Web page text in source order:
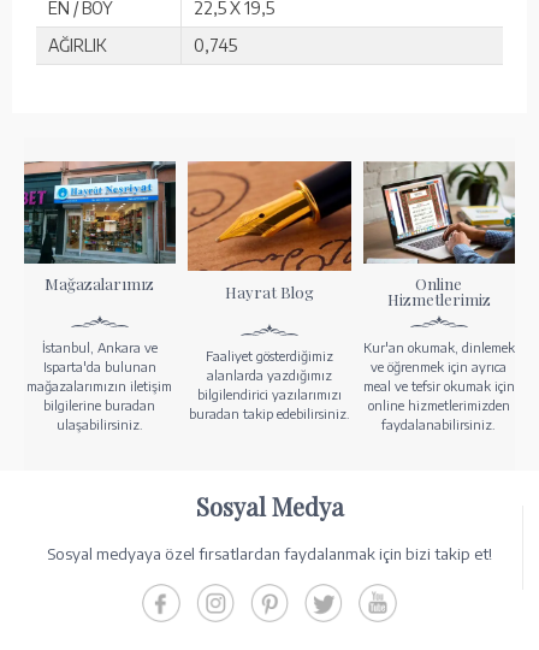
EN / BOY
22,5 X 19,5
AĞIRLIK
0,745
Mağazalarımız
İstanbul, Ankara ve
Isparta'da bulunan
mağazalarımızın iletişim
bilgilerine buradan
ulaşabilirsiniz.
Hayrat Blog
Faaliyet gösterdiğimiz
alanlarda yazdığımız
bilgilendirici yazılarımızı
buradan takip edebilirsiniz.
Online
Hizmetlerimiz
Kur'an okumak, dinlemek
ve öğrenmek için ayrıca
meal ve tefsir okumak için
online hizmetlerimizden
faydalanabilirsiniz.
Sosyal Medya
Sosyal medyaya özel fırsatlardan faydalanmak için bizi takip et!